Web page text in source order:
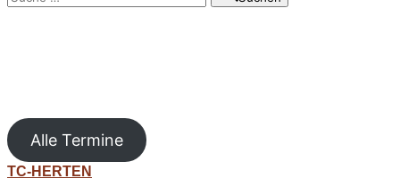
nach:
Alle Termine
Zum
TC-HERTEN